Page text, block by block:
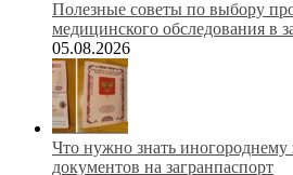
Полезные советы по выбору
медицинского обследования в
05.08.2026
Что нужно знать иногороднему
документов на загранпаспорт